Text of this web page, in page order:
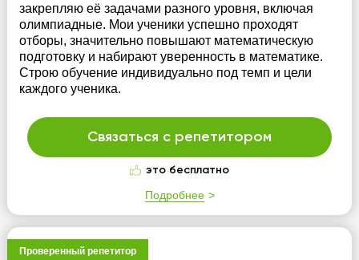
закрепляю её задачами разного уровня, включая
олимпиадные. Мои ученики успешно проходят
отборы, значительно повышают математическую
подготовку и набирают уверенность в математике.
Строю обучение индивидуально под темп и цели
каждого ученика.
Связаться с репетитором
это бесплатно
Подробнее
Проверенный репетитор